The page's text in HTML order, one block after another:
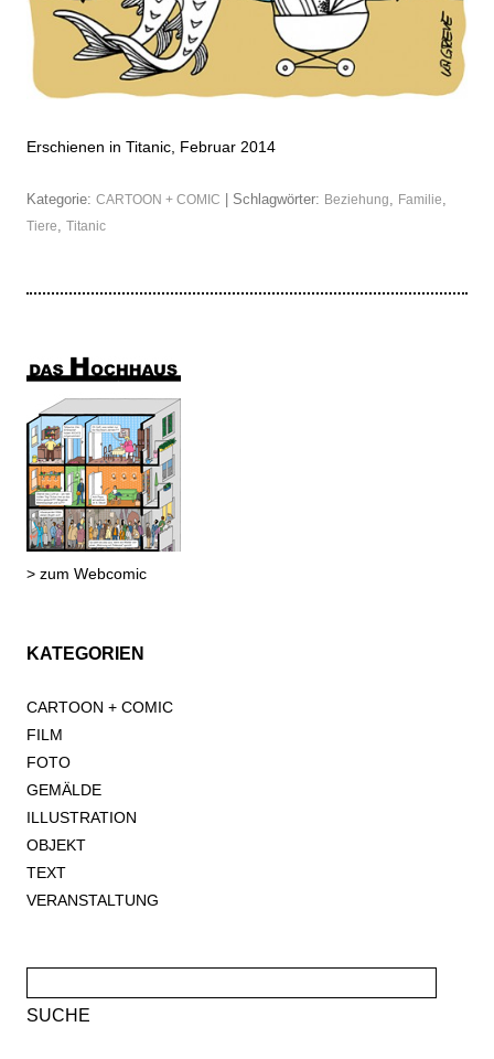
Erschienen in Titanic, Februar 2014
Kategorie: CARTOON + COMIC | Schlagwörter: Beziehung Familie
Tiere Titanic
> zum Webcomic
KATEGORIEN
CARTOON + COMIC
FILM
FOTO
GEMÄLDE
ILLUSTRATION
OBJEKT
TEXT
VERANSTALTUNG
nach: